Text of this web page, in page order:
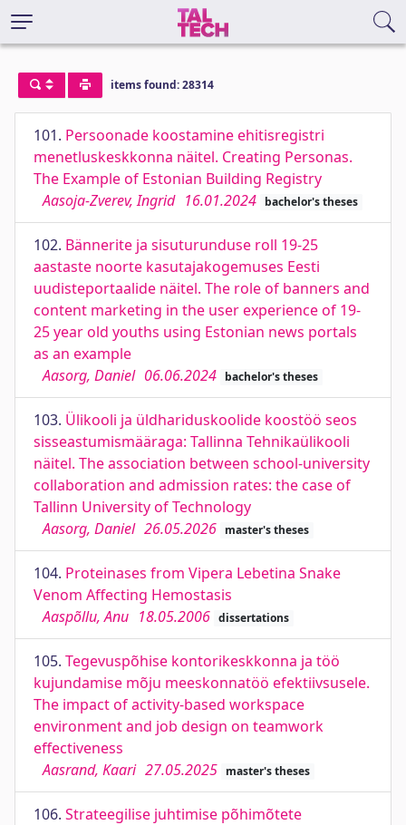
items found: 28314
101. Persoonade koostamine ehitisregistri
menetluskeskkonna näitel. Creating Personas.
The Example of Estonian Building Registry
Aasoja-Zverev, Ingrid 16.01.2024 bachelor's theses
102. Bännerite ja sisuturunduse roll 19-25
aastaste noorte kasutajakogemuses Eesti
uudisteportaalide näitel. The role of banners and
content marketing in the user experience of 19-
25 year old youths using Estonian news portals
as an example
Aasorg, Daniel 06.06.2024 bachelor's theses
103. Ülikooli ja üldhariduskoolide koostöö seos
sisseastumismääraga: Tallinna Tehnikaülikooli
näitel. The association between school-university
collaboration and admission rates: the case of
Tallinn University of Technology
Aasorg, Daniel 26.05.2026 master's theses
104. Proteinases from Vipera Lebetina Snake
Venom Affecting Hemostasis
Aaspõllu, Anu 18.05.2006 dissertations
105. Tegevuspõhise kontorikeskkonna ja töö
kujundamise mõju meeskonnatöö efektiivsusele.
The impact of activity-based workspace
environment and job design on teamwork
effectiveness
Aasrand, Kaari 27.05.2025 master's theses
106. Strateegilise juhtimise põhimõtete